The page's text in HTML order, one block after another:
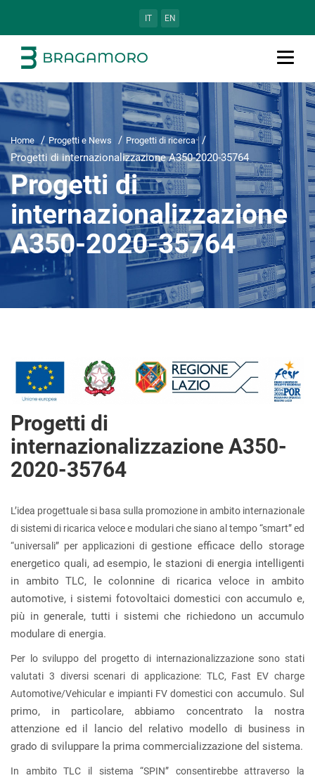
IT EN
Home Progetti e News Progetti di ricerca
Progetti di internazionalizzazione A350-2020-35764
Progetti di
internazionalizzazione
A350-2020-35764
Progetti di
internazionalizzazione A350-
2020-35764
L’idea progettuale si basa sulla promozione in ambito internazionale
di sistemi di ricarica veloce e modulari che siano al tempo “smart” ed
“universali” per applicazioni digestione efficace dello storage
energetico quali, ad esempio, le stazioni di energia intelligenti
in ambito TLC, le colonnine di ricarica veloce in ambito
automotive, i sistemi fotovoltaici domestici con accumulo e,
più in generale, tutti i sistemi che richiedono un accumulo
modulare di energia.
Per lo sviluppo del progetto di internazionalizzazione sono stati
valutati 3 diversi scenari di applicazione: TLC, Fast EV charge
Automotive/Vehicular e impianti FV domesticicon accumulo. Sul
primo, in particolare, abbiamo concentrato la nostra
attenzione ed il lancio del relativo modello di business in
grado di sviluppare la prima commercializzazione del sistema.
In ambito TLC il sistema “SPIN” consentirebbe attraverso la